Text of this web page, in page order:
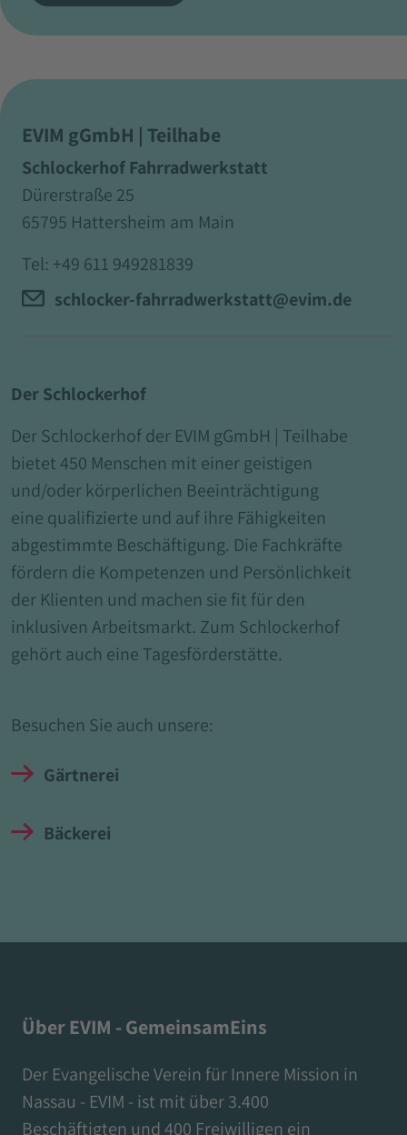
EVIM gGmbH | Teilhabe
Schlockerhof Fahrradwerkstatt
Dürerstraße 25
65795 Hattersheim am Main
Tel: +49 611 949281839
schlocker-fahrradwerkstatt@evim.de
Der Schlockerhof
Der Schlockerhof der EVIM gGmbH | Teilhabe
bietet 450 Menschen mit einer geistigen
und/oder körperlichen Beeinträchtigung
eine qualifizierte und auf ihre Fähigkeiten
abgestimmte Beschäftigung. Die Fachkräfte
fördern die Kompetenzen und Persönlichkeit
der Klienten und machen sie fit für den
inklusiven Arbeitsmarkt. Zum Schlockerhof
gehört auch eine Tagesförderstätte.
Besuchen Sie auch unsere:
Gärtnerei
Bäckerei
Über EVIM - GemeinsamEins
Der Evangelische Verein für Innere Mission in
Nassau - EVIM - ist mit über 3.400
Beschäftigten und 400 Freiwilligen ein